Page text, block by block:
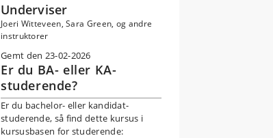
Underviser
Joeri Witteveen, Sara Green, og andre
instruktorer
Gemt den 23-02-2026
Er du BA- eller KA-
studerende?
Er du bachelor- eller kandidat-
studerende, så find dette kursus i
kursusbasen for studerende: